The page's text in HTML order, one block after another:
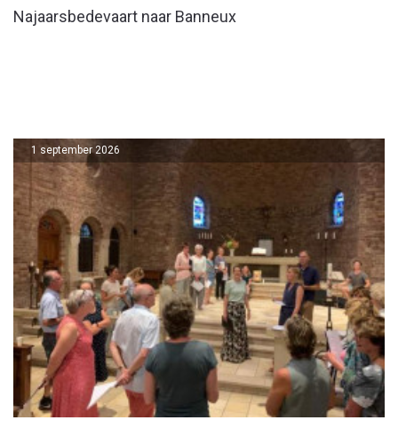
Najaarsbedevaart naar Banneux
1 september 2026